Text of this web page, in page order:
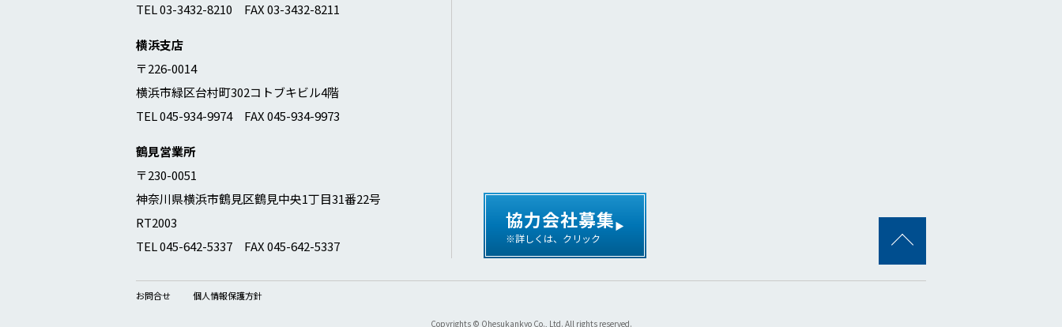
TEL 03-3432-8210 FAX 03-3432-8211
横浜支店
〒226-0014
横浜市緑区台村町302コトブキビル4階
TEL 045-934-9974 FAX 045-934-9973
鶴見営業所
〒230-0051
神奈川県横浜市鶴見区鶴見中央1丁目31番22号
RT2003
TEL 045-642-5337 FAX 045-642-5337
協力会社募集
※詳しくは、クリック
お問合せ 個人情報保護方針
Copyrights © Ohesukankyo Co., Ltd. All rights reserved.